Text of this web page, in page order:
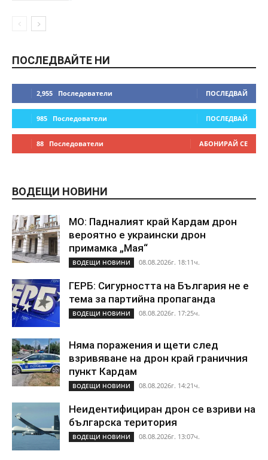
ПОСЛЕДВАЙТЕ НИ
2,955 Последователи ПОСЛЕДВАЙ
985 Последователи ПОСЛЕДВАЙ
88 Последователи АБОНИРАЙ СЕ
ВОДЕЩИ НОВИНИ
МО: Падналият край Кардам дрон
вероятно е украински дрон
примамка „Мая“
ВОДЕЩИ НОВИНИ 08.08.2026г. 18:11ч.
ГЕРБ: Сигурността на България не е
тема за партийна пропаганда
ВОДЕЩИ НОВИНИ 08.08.2026г. 17:25ч.
Няма поражения и щети след
взривяване на дрон край граничния
пункт Кардам
ВОДЕЩИ НОВИНИ 08.08.2026г. 14:21ч.
Неидентифициран дрон се взриви на
българска територия
ВОДЕЩИ НОВИНИ 08.08.2026г. 13:07ч.